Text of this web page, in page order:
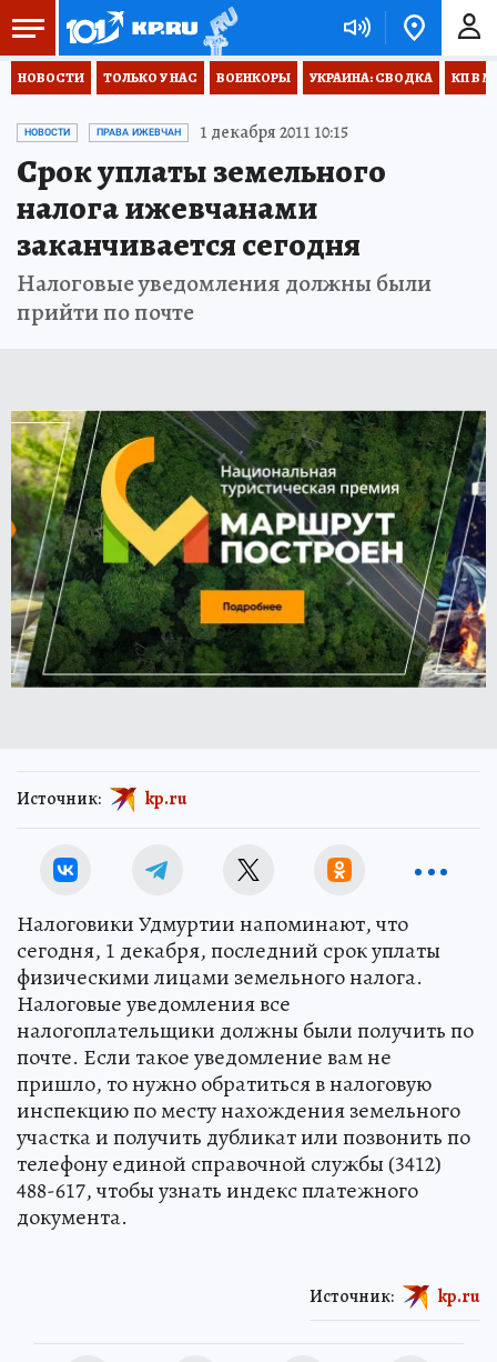
НОВОСТИ ТОЛЬКО У НАС ВОЕНКОРЫ УКРАИНА: СВОДКА КП В
НОВОСТИ ПРАВА ИЖЕВЧАН 1 декабря 2011 10:15
Срок уплаты земельного
налога ижевчанами
заканчивается сегодня
Налоговые уведомления должны были
прийти по почте
Источник: kp.ru
Налоговики Удмуртии напоминают, что
сегодня, 1 декабря, последний срок уплаты
физическими лицами земельного налога.
Налоговые уведомления все
налогоплательщики должны были получить по
почте. Если такое уведомление вам не
пришло, то нужно обратиться в налоговую
инспекцию по месту нахождения земельного
участка и получить дубликат или позвонить по
телефону единой справочной службы (3412)
488-617, чтобы узнать индекс платежного
документа.
Источник: kp.ru